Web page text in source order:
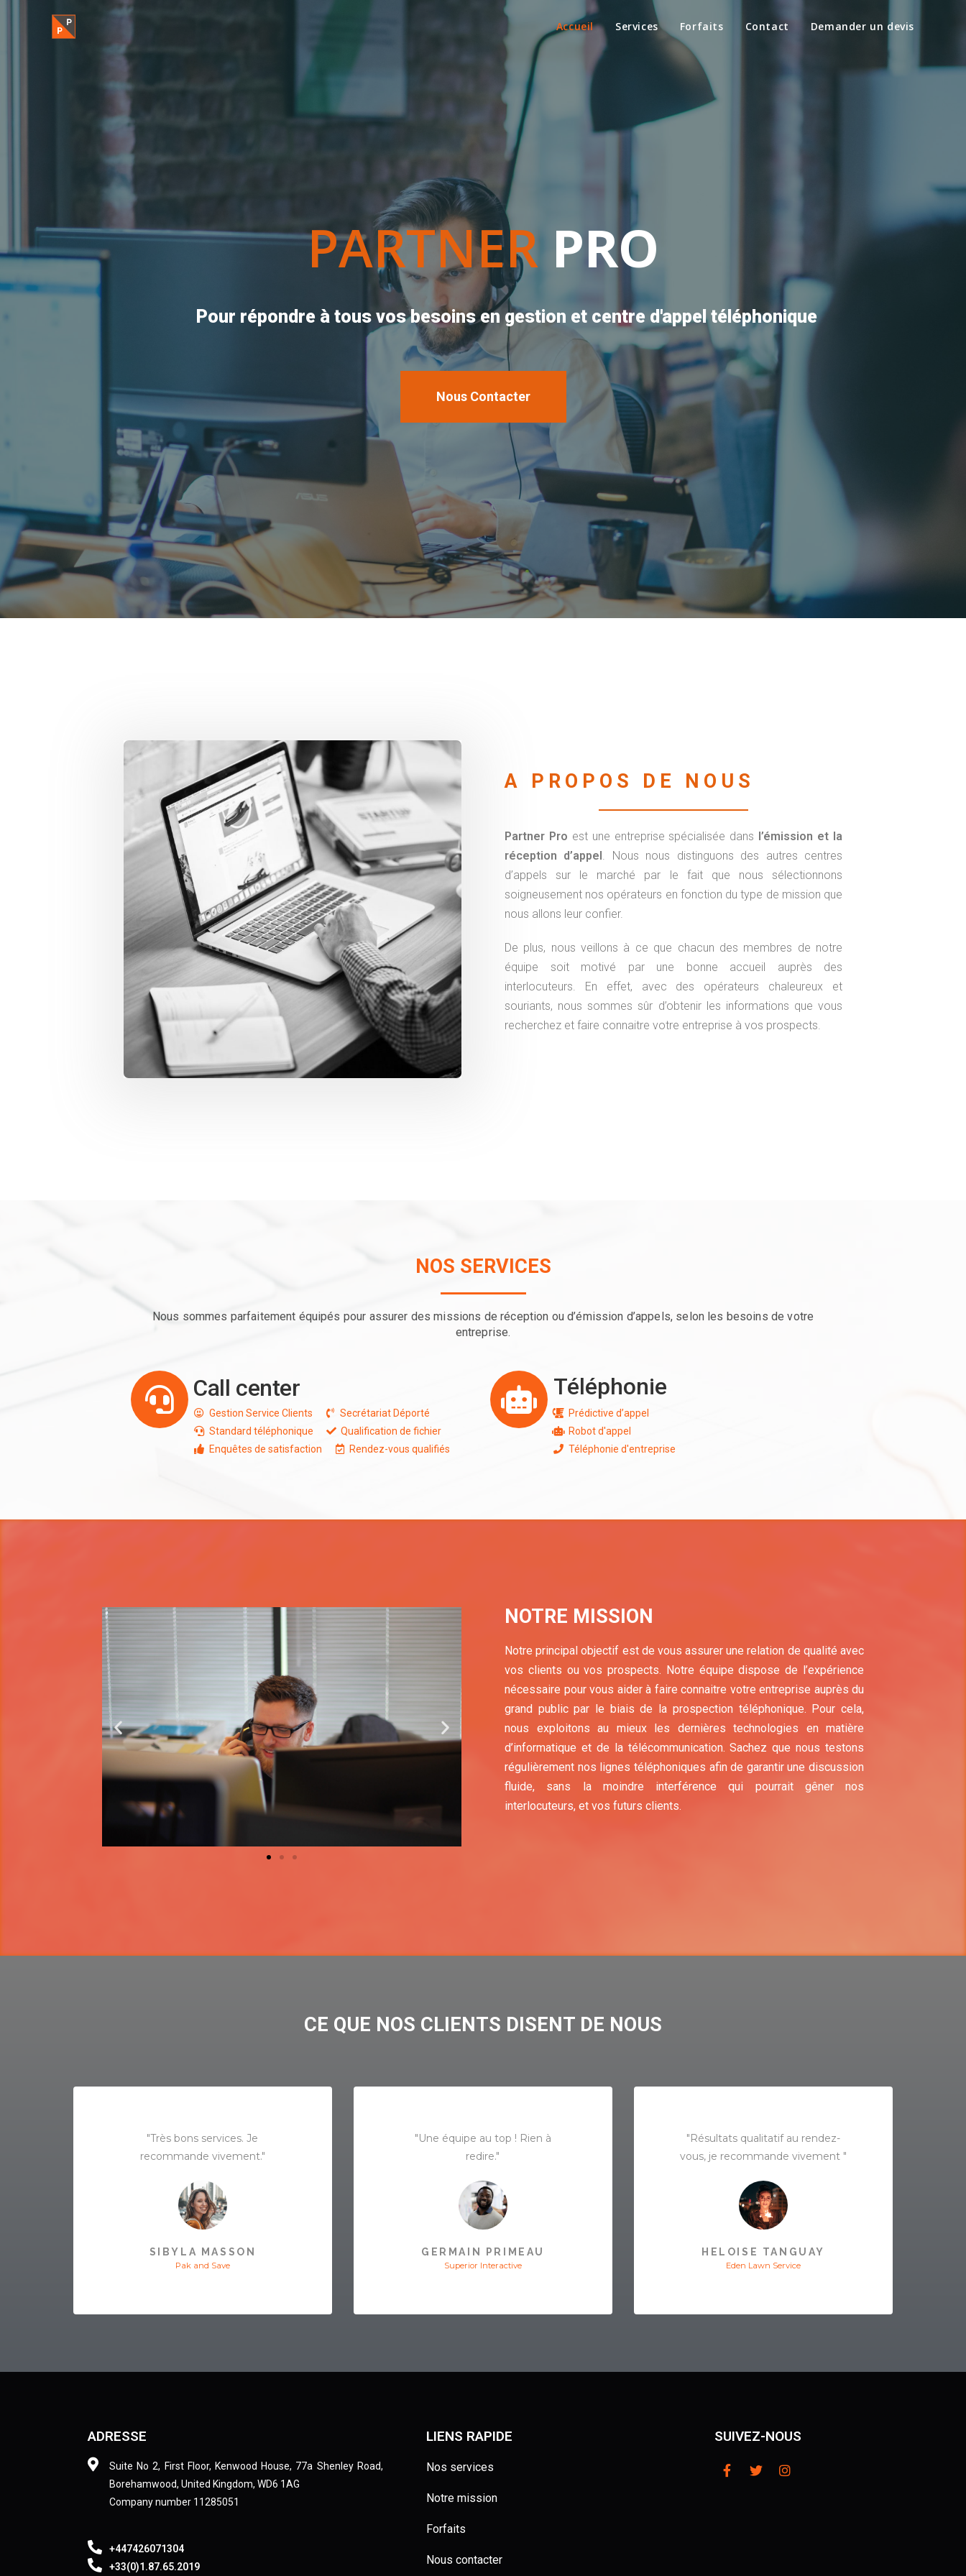
Accueil Services Forfaits Contact Demander un devis
PARTNERPRO
Pour répondre à tous vos besoins en gestion et centre d'appel téléphonique
Nous Contacter
A PROPOS DE NOUS
Partner Pro est une entreprise spécialisée dans l’émission et la
réception d’appel . Nous nous distinguons des autres centres
d’appels sur le marché par le fait que nous sélectionnons
soigneusement nos opérateurs en fonction du type de mission que
nous allons leur confier.
De plus, nous veillons à ce que chacun des membres de notre
équipe soit motivé par une bonne accueil auprès des
interlocuteurs. En effet, avec des opérateurs chaleureux et
souriants, nous sommes sûr d’obtenir les informations que vous
recherchez et faire connaitre votre entreprise à vos prospects.
NOS SERVICES
Nous sommes parfaitement équipés pour assurer des missions de réception ou d’émission d’appels, selon les besoins de votre
entreprise.
Call center
Gestion Service Clients
Secrétariat Déporté
Standard téléphonique
Qualification de fichier
Enquêtes de satisfaction
Rendez-vous qualifiés
Téléphonie
Prédictive d’appel
Robot d'appel
Téléphonie d'entreprise
NOTRE MISSION
Notre principal objectif est de vous assurer une relation de qualité avec
vos clients ou vos prospects. Notre équipe dispose de l’expérience
nécessaire pour vous aider à faire connaitre votre entreprise auprès du
grand public par le biais de la prospection téléphonique. Pour cela,
nous exploitons au mieux les dernières technologies en matière
d’informatique et de la télécommunication. Sachez que nous testons
régulièrement nos lignes téléphoniques afin de garantir une discussion
fluide, sans la moindre interférence qui pourrait gêner nos
interlocuteurs, et vos futurs clients.
CE QUE NOS CLIENTS DISENT DE NOUS
"Très bons services. Je
recommande vivement."
SIBYLA MASSON
Pak and Save
"Une équipe au top ! Rien à
redire."
GERMAIN PRIMEAU
Superior Interactive
"Résultats qualitatif au rendez-
vous, je recommande vivement "
HELOISE TANGUAY
Eden Lawn Service
ADRESSE
Suite No 2, First Floor, Kenwood House, 77a Shenley Road,
Borehamwood, United Kingdom, WD6 1AG
Company number 11285051
+447426071304
+33(0)1.87.65.2019
LIENS RAPIDE
Nos services
Notre mission
Forfaits
Nous contacter
SUIVEZ-NOUS